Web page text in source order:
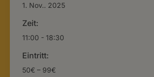
1. Nov.. 2025
Zeit:
11:00 - 18:30
Eintritt:
50€ – 99€